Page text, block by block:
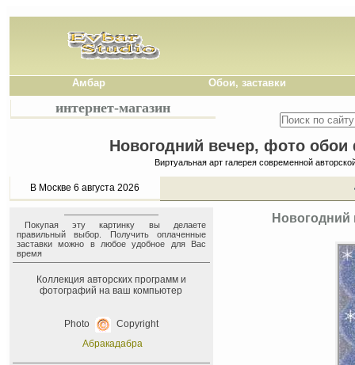
Амбар Обои, заставки
интернет-магазин
Новогодний вечер, фото обои
Виртуальная арт галерея современной
В Москве 6 августа 2026
Покупая эту картинку вы делаете
правильный выбор. Получить оплаченные
заставки можно в любое удобное для Вас
время
Коллекция авторских программ и
фотографий на ваш компьютер
Photo
Copyright
Абракадабра
Новогодний